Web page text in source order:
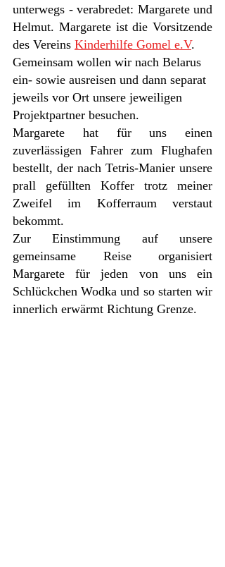
unterwegs - verabredet: Margarete und
Helmut. Margarete ist die Vorsitzende
des Vereins Kinderhilfe Gomel e.V.
Gemeinsam wollen wir nach Belarus
ein- sowie ausreisen und dann separat
jeweils vor Ort unsere jeweiligen
Projektpartner besuchen.
Margarete hat für uns einen
zuverlässigen Fahrer zum Flughafen
bestellt, der nach Tetris-Manier unsere
prall gefüllten Koffer trotz meiner
Zweifel im Kofferraum verstaut
bekommt.
Zur Einstimmung auf unsere
gemeinsame Reise organisiert
Margarete für jeden von uns ein
Schlückchen Wodka und so starten wir
innerlich erwärmt Richtung Grenze.